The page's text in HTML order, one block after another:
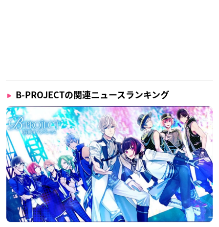
B-PROJECTの関連ニュースランキング